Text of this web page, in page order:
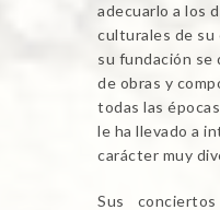
adecuarlo a los
culturales de
su fundación se
de obras y
todas las
le ha llevado a
carácter muy
Sus